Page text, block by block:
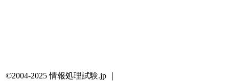
©2004-2025 情報処理試験.jp ｜